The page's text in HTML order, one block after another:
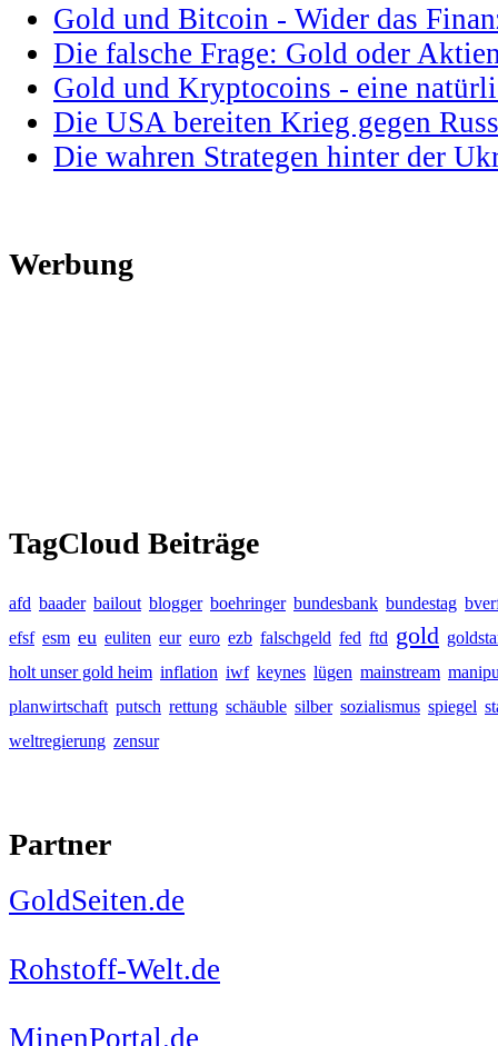
Gold und Bitcoin - Wider das
Die falsche Frage: Gold oder
Gold und Kryptocoins - eine
Die USA bereiten Krieg gegen
Die wahren Strategen hinter der
Werbung
TagCloud Beiträge
afd baader bailout blogger boehringer bundesbank bundestag
efsf esm eu euliten eur euro ezb falschgeld fed ftd gold
holt unser gold heim inflation iwf keynes lügen mainstream
planwirtschaft putsch rettung schäuble silber sozialismus spiegel
weltregierung zensur
Partner
GoldSeiten.de
Rohstoff-Welt.de
MinenPortal.de